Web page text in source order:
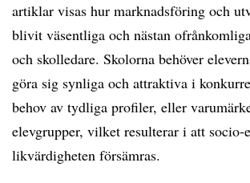
artiklar visas hur marknadsföring och
blivit väsentliga och nästan
och skolledare. Skolorna behöver
göra sig synliga och attraktiva i
behov av tydliga profiler, eller
elevgrupper, vilket resulterar i att
likvärdigheten försämras.